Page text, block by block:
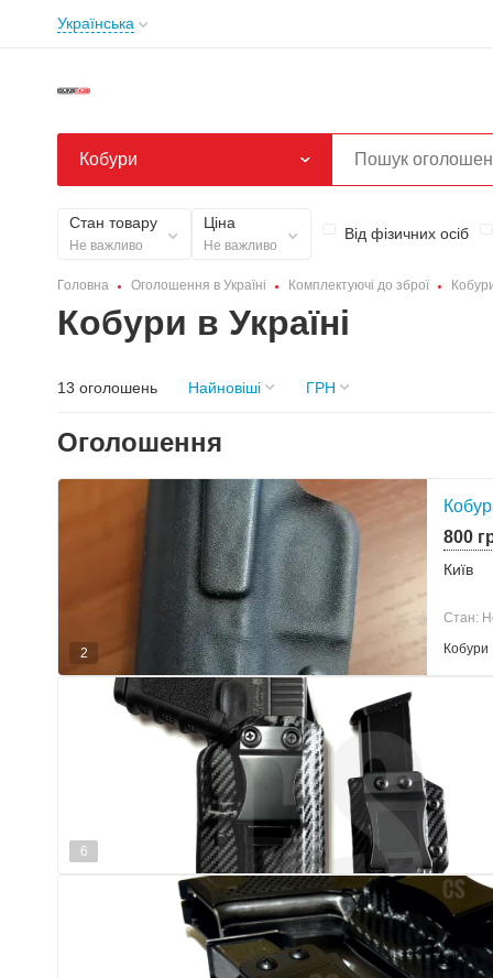
Українська
Кобури
Стан товару
Не важливо
Ціна
Не важливо
Від фізичних осіб
Головна Оголошення в Україні Комплектуючі до зброї
Кобури в Україні
13 оголошень Найновіші ГРН
Оголошення
2
800
Київ
Стан:
Кобури
6